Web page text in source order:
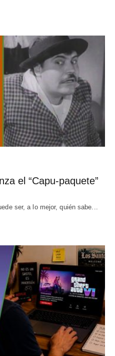
el “Capu-paquete”
ser, a lo mejor, quién sabe...